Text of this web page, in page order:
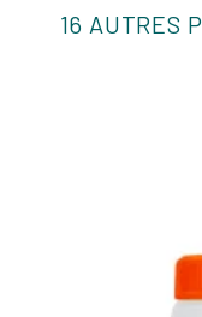
16 AUTRES